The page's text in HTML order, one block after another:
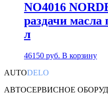
NO4016
раздачи масла
л
46150 руб. В корзину
AUTODELO
АВТОСЕРВИСНОЕ